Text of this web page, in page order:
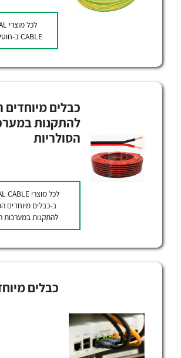
הצוות שלנו
שאלות ותשובות
שירותי תמיכה
About Ateka Ltd.
לכל מוצרי היצרן
לכל מוצרי
CABLEב-
כבלים מיוחדים
להתקנות
הסולריות
לכל מוצרי CABLE
ב-כבלים מיוחדים
להתקנות במערכות
כבלים